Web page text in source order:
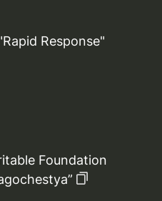
Response"
Foundation